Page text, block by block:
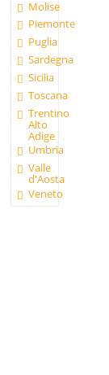
Molise
Piemonte
Puglia
Sardegna
Sicilia
Toscana
Trentino
Alto
Adige
Umbria
Valle
d'Aosta
Veneto